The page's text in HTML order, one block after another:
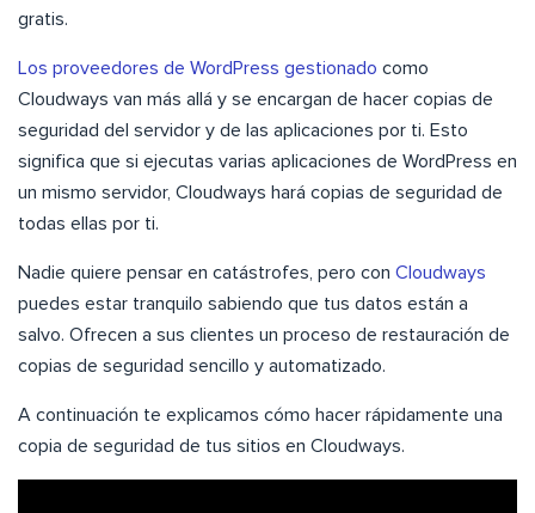
gratis.
Los proveedores de WordPress gestionado como
Cloudways van más allá y se encargan de hacer copias de
seguridad del servidor y de las aplicaciones por ti. Esto
significa que si ejecutas varias aplicaciones de WordPress en
un mismo servidor, Cloudways hará copias de seguridad de
todas ellas por ti.
Nadie quiere pensar en catástrofes, pero con Cloudways
puedes estar tranquilo sabiendo que tus datos están a
salvo. Ofrecen a sus clientes un proceso de restauración de
copias de seguridad sencillo y automatizado.
A continuación te explicamos cómo hacer rápidamente una
copia de seguridad de tus sitios en Cloudways.